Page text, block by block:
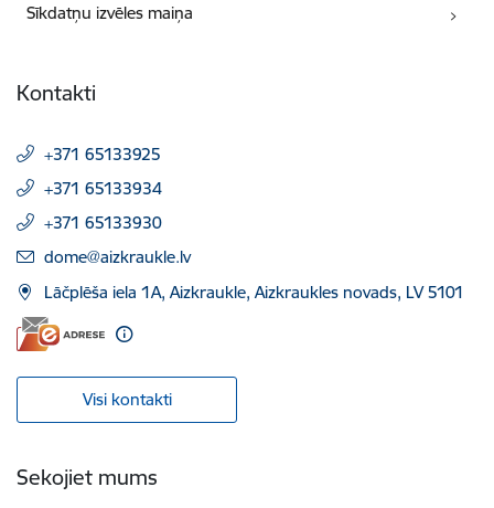
Sīkdatņu izvēles maiņa
Kontakti
+371 65133925
+371 65133934
+371 65133930
E-pasts:
dome@aizkraukle.lv
Lāčplēša iela 1A, Aizkraukle, Aizkraukles novads, LV 5101
Visi kontakti
Sekojiet mums